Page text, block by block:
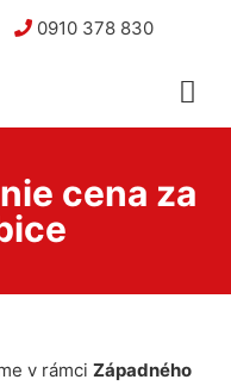
0910 378 830
cena za
v rámci Západného